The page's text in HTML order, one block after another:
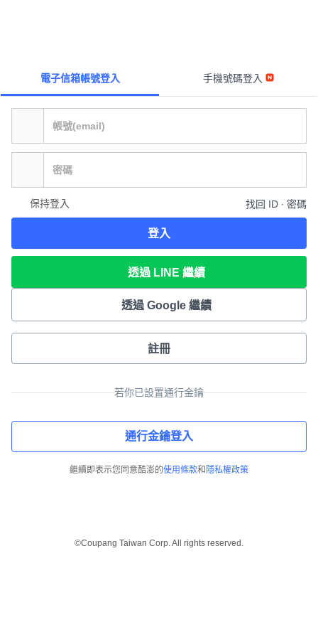
電子信箱帳號登入 手機號碼登入
保持登入 找回 ID ∙ 密碼
登入
透過 LINE 繼續
透過 Google 繼續
註冊
若你已設置通行金鑰
通行金鑰登入
繼續即表示您同意酷澎的使用條款和 隱私權政策
©Coupang Taiwan Corp. All rights reserved.